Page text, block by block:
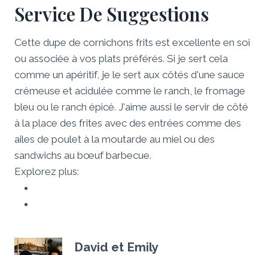
Service De Suggestions
Cette dupe de cornichons frits est excellente en soi
ou associée à vos plats préférés. Si je sert cela
comme un apéritif, je le sert aux côtés d'une sauce
crémeuse et acidulée comme le ranch, le fromage
bleu ou le ranch épicé. J'aime aussi le servir de côté
à la place des frites avec des entrées comme des
ailes de poulet à la moutarde au miel ou des
sandwichs au bœuf barbecue.
Explorez plus:
David et Emily